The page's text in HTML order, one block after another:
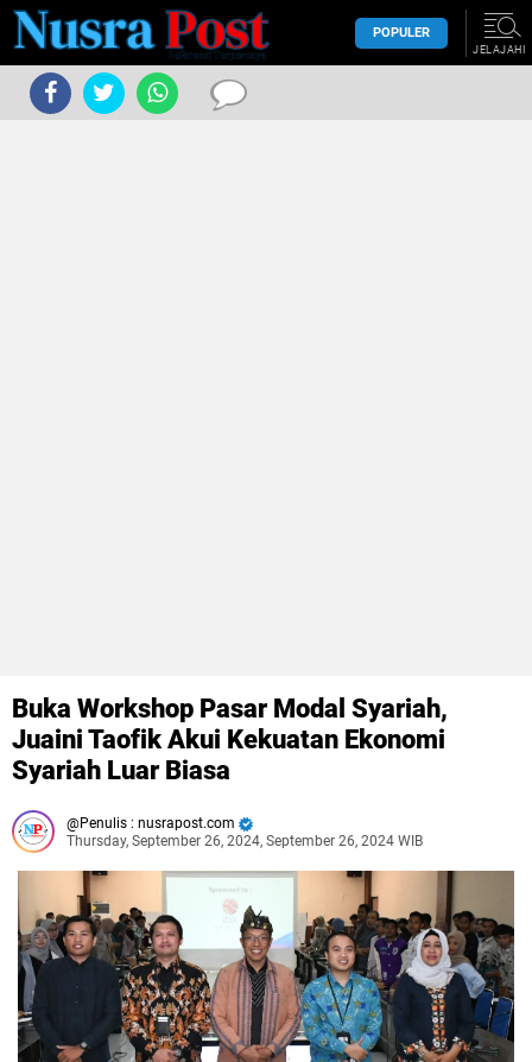
POPULER
JELAJAHI
Buka Workshop Pasar Modal Syariah,
Juaini Taofik Akui Kekuatan Ekonomi
Syariah Luar Biasa
Penulis : nusrapost.com
Thursday, September 26, 2024, September 26, 2024 WIB